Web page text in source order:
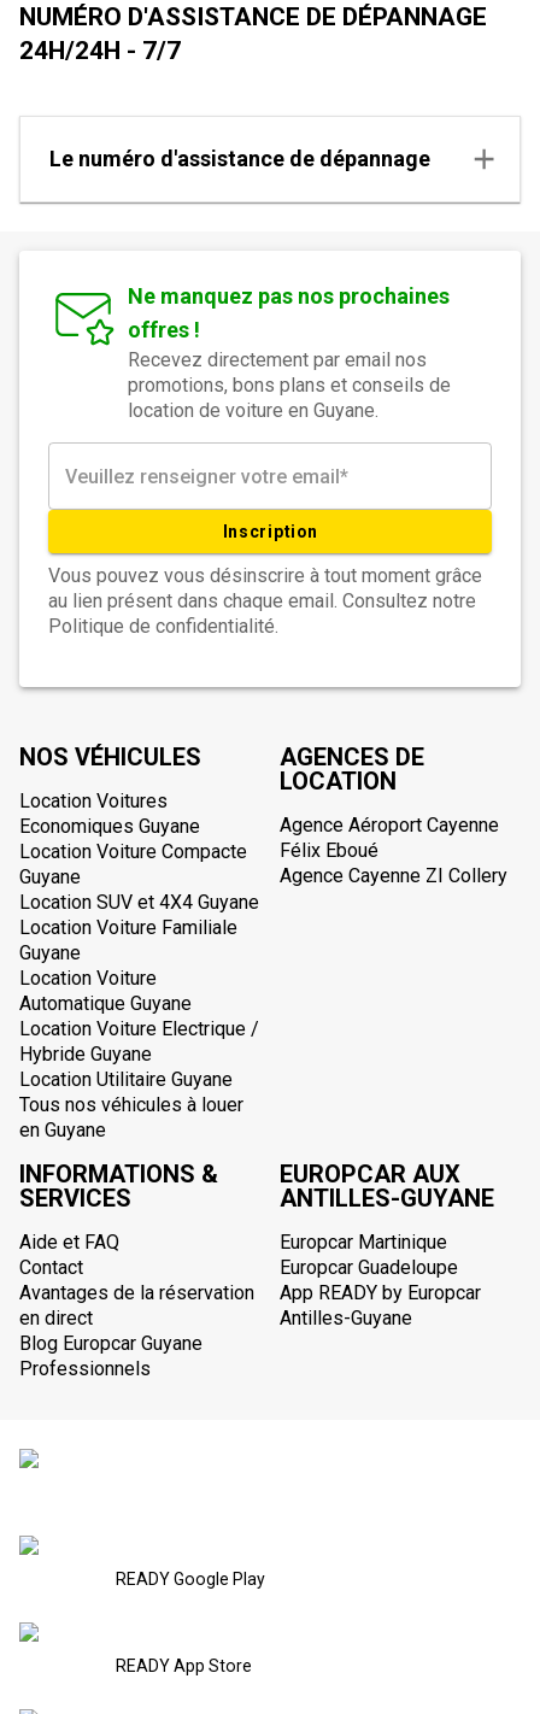
NUMÉRO D'ASSISTANCE DE DÉPANNAGE
24H/24H - 7/7
Le numéro d'assistance de dépannage
Ne manquez pas nos prochaines
offres !
Recevez directement par email nos
promotions, bons plans et conseils de
location de voiture en Guyane.
Inscription
Vous pouvez vous désinscrire à tout moment grâce
au lien présent dans chaque email. Consultez notre
Politique de confidentialité.
NOS VÉHICULES
Location Voitures
Economiques Guyane
Location Voiture Compacte
Guyane
Location SUV et 4X4 Guyane
Location Voiture Familiale
Guyane
Location Voiture
Automatique Guyane
Location Voiture Electrique /
Hybride Guyane
Location Utilitaire Guyane
Tous nos véhicules à louer
en Guyane
AGENCES DE
LOCATION
Agence Aéroport Cayenne
Félix Eboué
Agence Cayenne ZI Collery
INFORMATIONS &
SERVICES
Aide et FAQ
Contact
Avantages de la réservation
en direct
Blog Europcar Guyane
Professionnels
EUROPCAR AUX
ANTILLES-GUYANE
Europcar Martinique
Europcar Guadeloupe
App READY by Europcar
Antilles-Guyane
READY Google Play
READY App Store